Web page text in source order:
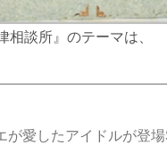
談所』のテーマは、
が愛したアイドルが登